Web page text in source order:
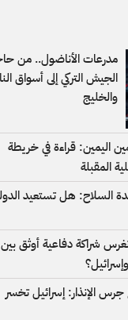
مدرعات الأناضول.. من
الجيش التركي إلى أسواق
والخليج
اليمين: قراءة في خريطة
المقبلة
السلاح: هل تستعيد
شراكة دفاعية أوثق بين
الإنذار: إسرائيل تخسر